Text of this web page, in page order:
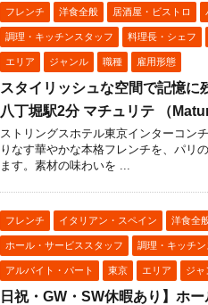
フレンチ 洋食全般 居酒屋・ビストロ
調理・キッチンスタッフ 料理長・シェフ
エリア ジャンル 職種 雇用形態
スタイリッシュな空間で記憶に
八丁堀駅2分 マチュリテ （
ストリングスホテル東京インターコン
りなす華やかな本格フレンチを、パリ
ます。素材の味わいを ...
フレンチ イタリアン・スペイン 洋食全
ホール・サービススタッフ 調理・キッチン
アルバイト・パート 東京 エリア ジャ
日祝・GW・SW休暇あり】ホ